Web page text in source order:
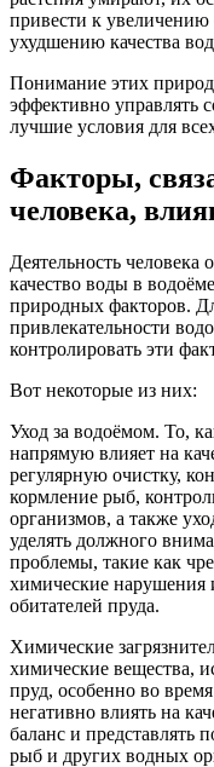
привести к
ухудшению качества
Понимание этих
эффективно управлять
лучшие условия для
Факторы,
человека,
Деятельность человека
качество воды в
природных факторов.
привлекательности
контролировать эти
Вот некоторые из них:
Уход за водоёмом. То,
напрямую влияет на
регулярную очистку,
кормление рыб,
организмов, а также
уделять должного
проблемы, такие как
химические нарушения
обитателей пруда.
Химические
химические вещества,
пруд, особенно во
негативно влиять на
баланс и представлять
рыб и других водных